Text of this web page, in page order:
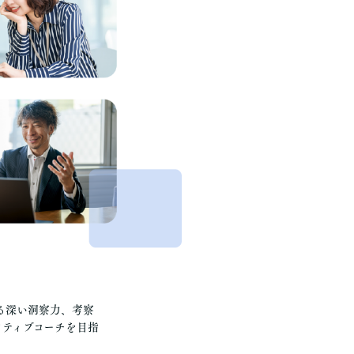
深い洞察力、考察
ィブコーチを目指